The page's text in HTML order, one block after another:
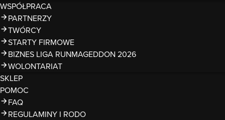
WSPÓŁPRACA
PARTNERZY
TWÓRCY
STARTY FIRMOWE
BIZNES LIGA RUNMAGEDDON 2026
WOLONTARIAT
SKLEP
POMOC
FAQ
REGULAMINY I RODO